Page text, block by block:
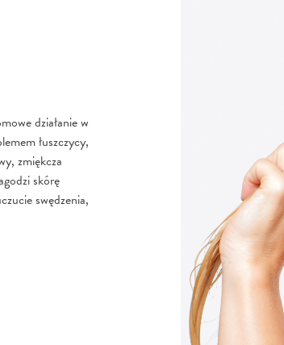
działanie w
łuszczycy,
zmiękcza
skórę
swędzenia,